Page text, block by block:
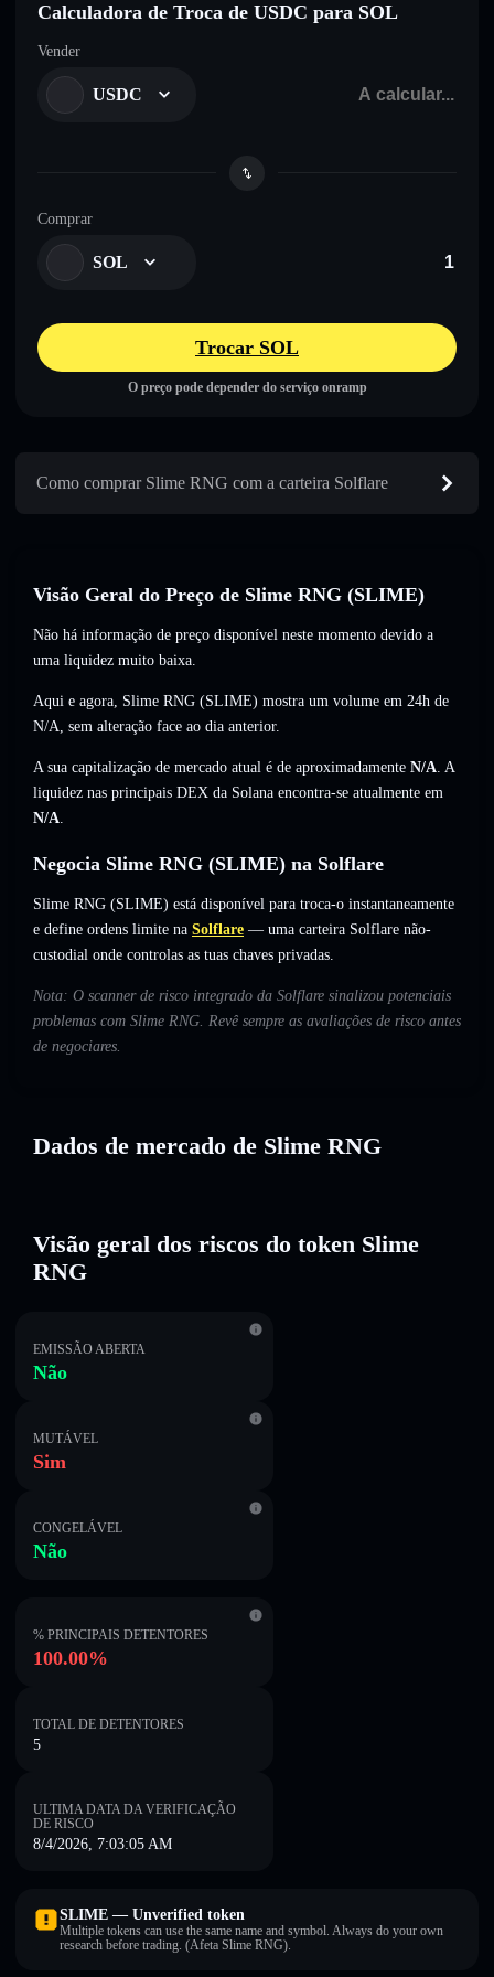
Calculadora de Troca de USDC para SOL
Vender
USDC
Comprar
SOL
Trocar SOL
O preço pode depender do serviço onramp
Como comprar Slime RNG com a carteira Solflare
Visão Geral do Preço de Slime RNG (SLIME)
Não há informação de preço disponível neste momento devido a
uma liquidez muito baixa.
Aqui e agora, Slime RNG (SLIME) mostra um volume em 24h de
N/A, sem alteração face ao dia anterior.
A sua capitalização de mercado atual é de aproximadamente N/A. A
liquidez nas principais DEX da Solana encontra-se atualmente em
N/A.
Negocia Slime RNG (SLIME) na Solflare
Slime RNG (SLIME) está disponível para troca-o instantaneamente
e define ordens limite na Solflare — uma carteira Solflare não-
custodial onde controlas as tuas chaves privadas.
Nota: O scanner de risco integrado da Solflare sinalizou potenciais
problemas com Slime RNG. Revê sempre as avaliações de risco antes
de negociares.
Dados de mercado de Slime RNG
Visão geral dos riscos do token Slime
RNG
EMISSÃO ABERTA
Não
MUTÁVEL
Sim
CONGELÁVEL
Não
% PRINCIPAIS DETENTORES
100.00%
TOTAL DE DETENTORES
5
ULTIMA DATA DA VERIFICAÇÃO
DE RISCO
8/4/2026, 7:03:05 AM
SLIME — Unverified token
Multiple tokens can use the same name and symbol. Always do your own
research before trading. (Afeta Slime RNG).